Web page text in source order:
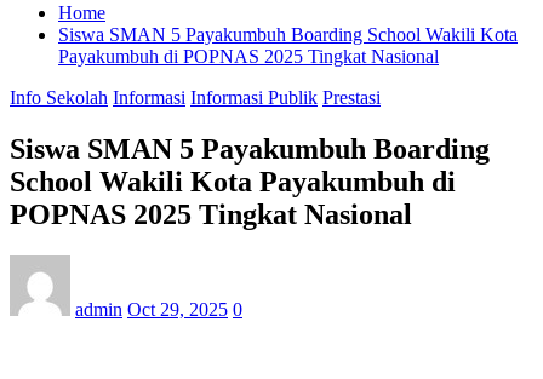
Home
Siswa SMAN 5 Payakumbuh Boarding School Wakili Kota
Payakumbuh di POPNAS 2025 Tingkat Nasional
Info Sekolah Informasi Informasi Publik Prestasi
Siswa SMAN 5 Payakumbuh Boarding
School Wakili Kota Payakumbuh di
POPNAS 2025 Tingkat Nasional
admin Oct 29, 2025 0